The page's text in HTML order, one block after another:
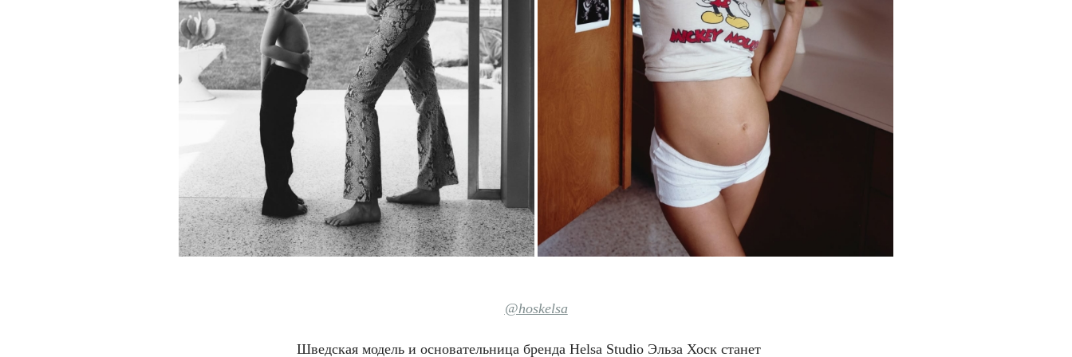
@hoskelsa
Шведская модель и основательница бренда Helsa Studio Эльза Хоск станет